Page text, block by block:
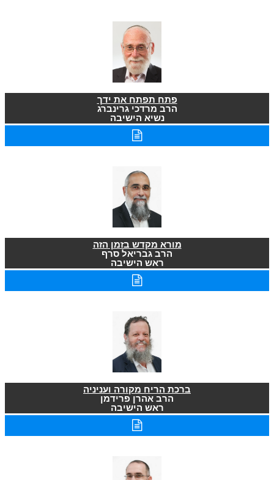
פתח תפתח את ידך
הרב מרדכי גרינברג
נשיא הישיבה
מורא מקדש בזמן הזה
הרב גבריאל סרף
ראש הישיבה
ברכת הריח מקורה ועניניה
הרב אהרן פרידמן
ראש הישיבה